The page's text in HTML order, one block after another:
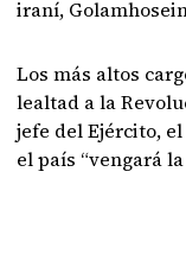
iraní,
Los más altos
lealtad a la
jefe del Ejército,
el país “vengará